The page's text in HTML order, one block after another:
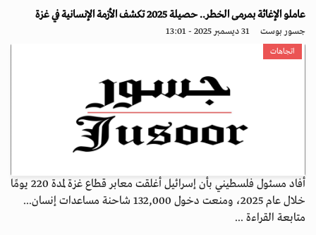
عاملو الإغاثة بمرمى الخطر.. حصيلة 2025 تكشف الأزمة الإنسانية في غزة
جسور بوست 31 ديسمبر 2025 - 13:01
اتجاهات
أفاد مسئول فلسطيني بأن إسرائيل أغلقت معابر قطاع غزة لمدة 220 يومًا
خلال عام 2025، ومنعت دخول 132,000 شاحنة مساعدات إنسان...
متابعة القراءة ...